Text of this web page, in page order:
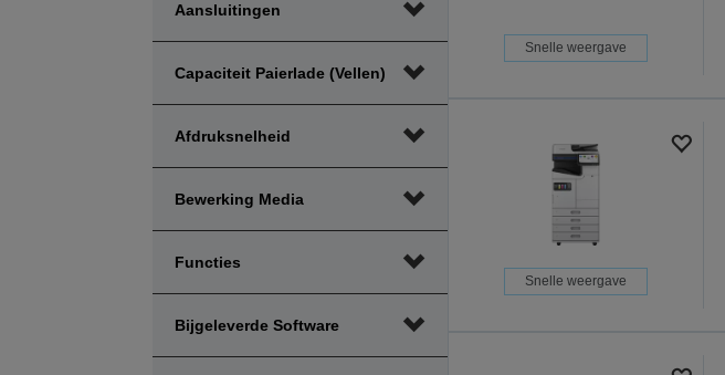
Aansluitingen
Capaciteit Paierlade (vellen)
Afdruksnelheid
Bewerking Media
Functies
Bijgeleverde Software
Snelle weergave
Snelle weergave